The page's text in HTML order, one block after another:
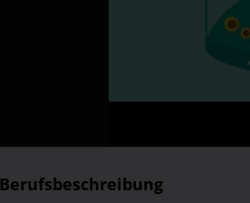
Berufsbeschreibung